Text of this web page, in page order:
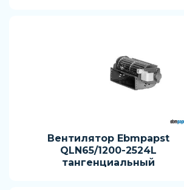
Вентилятор Ebmpapst
QLN65/1200-2524L
тангенциальный